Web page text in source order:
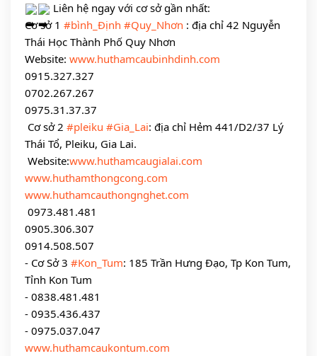
Liên hệ ngay với cơ sở gần nhất:
Cơ sở 1 #bình_Định #Quy_Nhơn : địa chỉ 42 Nguyễn
Thái Học Thành Phố Quy Nhơn
Website: www.huthamcaubinhdinh.com
0915.327.327
0702.267.267
0975.31.37.37
Cơ sở 2 #pleiku #Gia_Lai: địa chỉ Hẻm 441/D2/37 Lý
Thái Tổ, Pleiku, Gia Lai.
Website:www.huthamcaugialai.com
www.huthamthongcong.com
www.huthamcauthongnghet.com
0973.481.481
0905.306.307
0914.508.507
- Cơ Sở 3 #Kon_Tum: 185 Trần Hưng Đạo, Tp Kon Tum,
Tỉnh Kon Tum
- 0838.481.481
- 0935.436.437
- 0975.037.047
www.huthamcaukontum.com